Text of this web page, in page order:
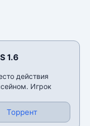
1.6
действия
Игрок
Торрент